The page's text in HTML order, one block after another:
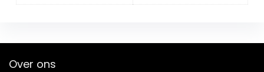
Over ons